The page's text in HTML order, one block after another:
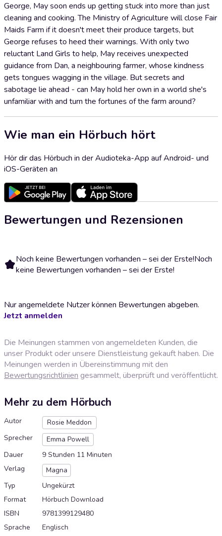
George, May soon ends up getting stuck into more than just
cleaning and cooking. The Ministry of Agriculture will close Fair
Maids Farm if it doesn't meet their produce targets, but
George refuses to heed their warnings. With only two
reluctant Land Girls to help, May receives unexpected
guidance from Dan, a neighbouring farmer, whose kindness
gets tongues wagging in the village. But secrets and
sabotage lie ahead - can May hold her own in a world she's
unfamiliar with and turn the fortunes of the farm around?
Wie man ein Hörbuch hört
Hör dir das Hörbuch in der Audioteka-App auf Android- und
iOS-Geräten an
Bewertungen und Rezensionen
Noch keine Bewertungen vorhanden – sei der Erste!Noch
keine Bewertungen vorhanden – sei der Erste!
Nur angemeldete Nutzer können Bewertungen abgeben.
Jetzt anmelden
Die Meinungen stammen von angemeldeten Kunden, die
unser Produkt oder unsere Dienstleistung gekauft haben. Die
Meinungen werden in Übereinstimmung mit den
Bewertungsrichtlinien gesammelt, überprüft und veröffentlicht.
Mehr zu dem Hörbuch
Autor
Rosie Meddon
Sprecher
Emma Powell
Dauer
9 Stunden 11 Minuten
Verlag
Magna
Typ
Ungekürzt
Format
Hörbuch Download
ISBN
9781399129480
Sprache
Englisch